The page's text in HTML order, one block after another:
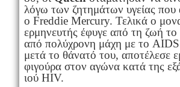
λόγω των ζητημάτων υγείας που
ο Freddie Mercury. Τελικά ο
ερμηνευτής έφυγε από τη ζωή
από πολύχρονη μάχη με το
μετά το θάνατό του, αποτέλεσε
φιγούρα στον αγώνα κατά της
ιού HIV.